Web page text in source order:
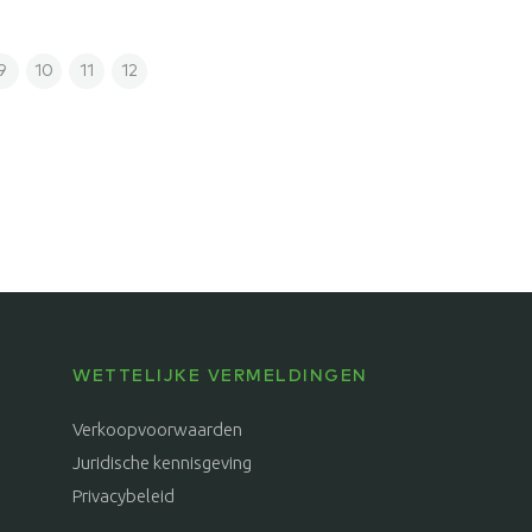
10 11 12
WETTELIJKE VERMELDINGEN
Verkoopvoorwaarden
Juridische kennisgeving
Privacybeleid